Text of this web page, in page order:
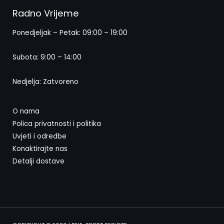
Radno Vrijeme
Ponedjeljak – Petak: 09:00 – 19:00
Subota: 9:00 – 14:00
Nedjelja: Zatvoreno
O nama
Polica privatnosti i politika
Uvjeti i odredbe
Konaktirajte nas
Detalji dostave